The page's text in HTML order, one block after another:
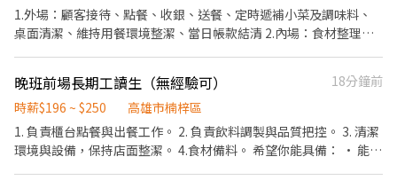
1.外場：顧客接待、點餐、收銀、送餐、定時遞補小菜及調味料、
桌面清潔、維持用餐環境整潔、當日帳款結清 2.內場：食材整理準
晚班前場長期工讀生（無經驗可）
18分鐘前
時薪$196 ~ $250
高雄市楠梓區
1. 負責櫃台點餐與出餐工作。 2. 負責飲料調製與品質把控。 3. 清潔
環境與設備，保持店面整潔。 4.食材備料。 希望你能具備： • 能耐